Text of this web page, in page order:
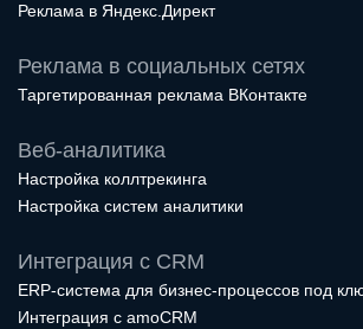
Реклама в Яндекс.Директ
Реклама в социальных сетях
Таргетированная реклама ВКонтакте
Веб-аналитика
Настройка коллтрекинга
Настройка систем аналитики
Интеграция с CRM
ERP-система для бизнес-процессов под
Интеграция с amoCRM